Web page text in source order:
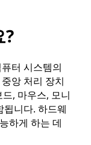
?
터 시스템의
앙 처리 장치
, 마우스, 모니
됩니다. 하드웨
하게 하는 데